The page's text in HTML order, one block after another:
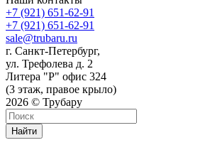
+7 (921) 651-62-91
+7 (921) 651-62-91
sale@trubaru.ru
г. Санкт-Петербург,
ул. Трефолева д. 2
Литера "Р" офис 324
(3 этаж, правое крыло)
2026 © Трубару
Найти